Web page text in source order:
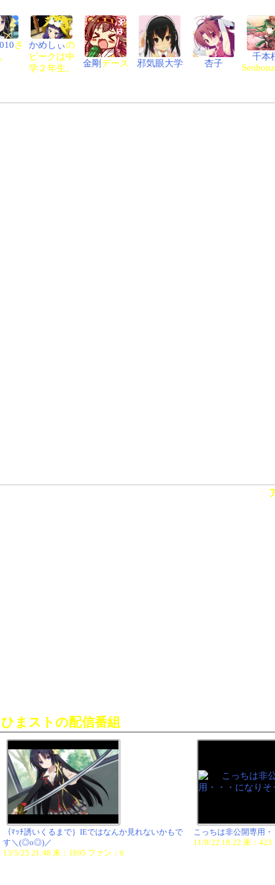
さ
かめしぃの
ピークは中
学２年生。
金剛 デース 邪気眼大学 杏子
千本
ひまストの配信番組
｛ﾏｯﾁ誘いくるまで｝IEではなんか見れないかもで
す＼(◎o◎)／
13/5/25 21:48 来：1895 ファン：6
こっちは非公開専用
11/9/22 10:22 来：423